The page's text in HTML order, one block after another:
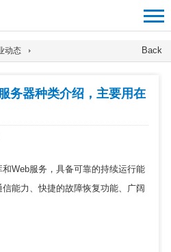
Back
动态
务器种类介绍，主要用在
服务，具备可靠的持续运行能
能力、快捷的故障恢复功能、广阔